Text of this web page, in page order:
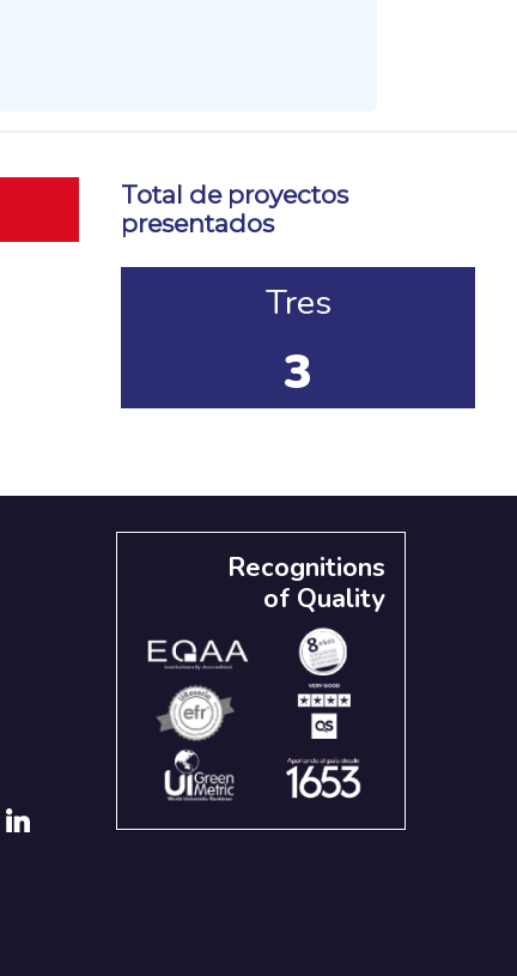
Total de proyectos
presentados
Tres
3
Recognitions
of Quality